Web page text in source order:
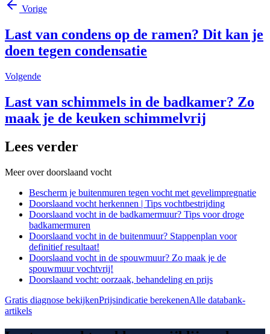
Vorige
Last van condens op de ramen? Dit kan je
doen tegen condensatie
Volgende
Last van schimmels in de badkamer? Zo
maak je de keuken schimmelvrij
Lees verder
Meer overdoorslaand vocht
Bescherm je buitenmuren tegen vocht met gevelimpregnatie
Doorslaand vocht herkennen | Tips vochtbestrijding
Doorslaand vocht in de badkamermuur? Tips voor droge
badkamermuren
Doorslaand vocht in de buitenmuur? Stappenplan voor
definitief resultaat!
Doorslaand vocht in de spouwmuur? Zo maak je de
spouwmuur vochtvrij!
Doorslaand vocht: oorzaak, behandeling en prijs
Gratis diagnose bekijkenPrijsindicatie berekenenAlle databank-
artikels